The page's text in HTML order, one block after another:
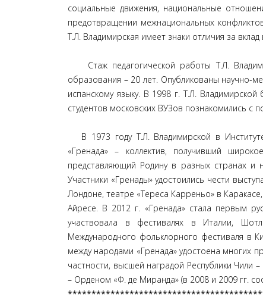
социальные движения, национальные
предотвращении межнациональных
Т.Л. Владимирская имеет знаки отличия за
Стаж педагогической работы Т.Л.
образования – 20 лет. Опубликованы научно-
испанскому языку. В 1998 г. Т.Л.
студентов московских ВУЗов познакомились с
В 1973 году Т.Л. Владимирской в
«Гренада» – коллектив, получивший
представляющий Родину в разных странах
Участники «Гренады» удостоились чести
Лондоне, театре «Тереса Карреньо» в
Айресе. В 2012 г. «Гренада» стала первым
участвовала в фестивалях в Италии,
Международного фольклорного фестиваля в
между народами «Гренада» удостоена многих
частности, высшей наградой Республики Чили
– Орденом «Ф. де Миранда» (в 2008 и 2009 гг.